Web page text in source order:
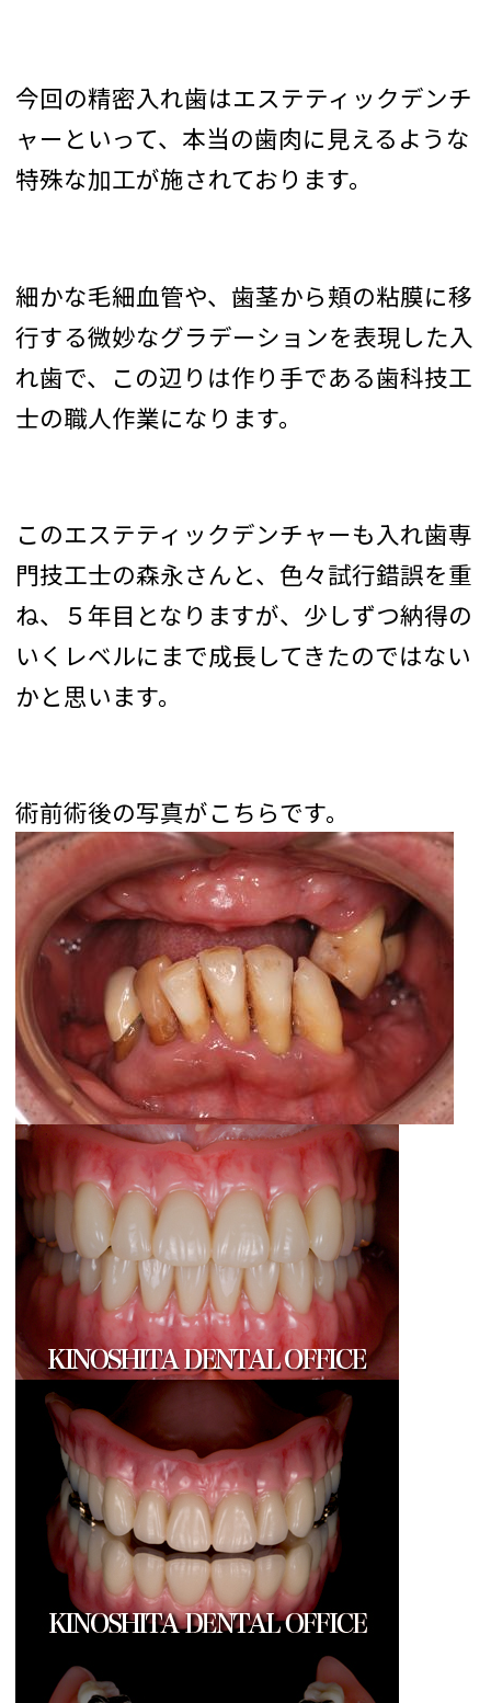
今回の精密入れ歯はエステティックデンチ
ャーといって、本当の歯肉に見えるような
特殊な加工が施されております。
細かな毛細血管や、歯茎から頬の粘膜に移
行する微妙なグラデーションを表現した入
れ歯で、この辺りは作り手である歯科技工
士の職人作業になります。
このエステティックデンチャーも入れ歯専
門技工士の森永さんと、色々試行錯誤を重
ね、５年目となりますが、少しずつ納得の
いくレベルにまで成長してきたのではない
かと思います。
術前術後の写真がこちらです。